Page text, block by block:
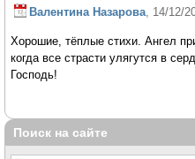
Валентина Назарова, 14/12/
Хорошие, тёплые стихи. Ангел
когда все страсти улягутся в
Господь!
Поиск на сайте